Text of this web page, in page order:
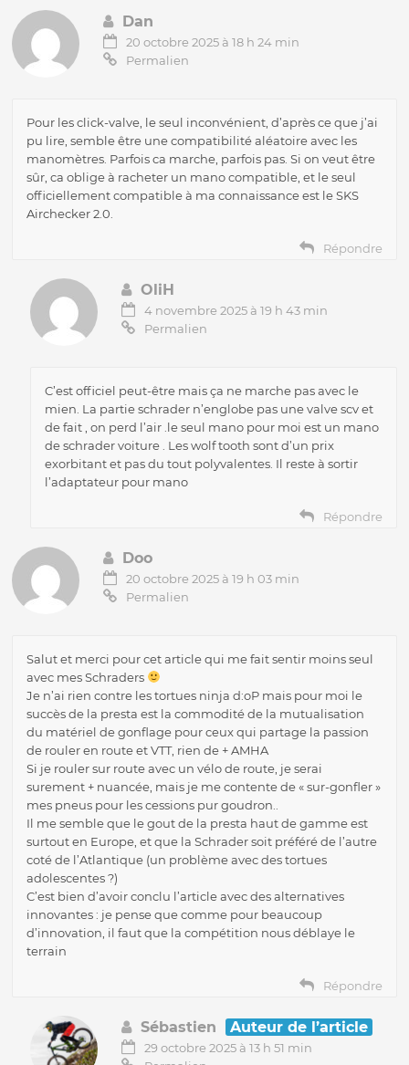
Dan
20 octobre 2025 à 18 h 24 min
Permalien
Pour les click-valve, le seul inconvénient, d’après ce que j’ai
pu lire, semble être une compatibilité aléatoire avec les
manomètres. Parfois ca marche, parfois pas. Si on veut être
sûr, ca oblige à racheter un mano compatible, et le seul
officiellement compatible à ma connaissance est le SKS
Airchecker 2.0.
Répondre
OliH
4 novembre 2025 à 19 h 43 min
Permalien
C’est officiel peut-être mais ça ne marche pas avec le
mien. La partie schrader n’englobe pas une valve scv et
de fait , on perd l’air .le seul mano pour moi est un mano
de schrader voiture . Les wolf tooth sont d’un prix
exorbitant et pas du tout polyvalentes. Il reste à sortir
l’adaptateur pour mano
Répondre
Doo
20 octobre 2025 à 19 h 03 min
Permalien
Salut et merci pour cet article qui me fait sentir moins seul
avec mes Schraders
Je n’ai rien contre les tortues ninja d:oP mais pour moi le
succès de la presta est la commodité de la mutualisation
du matériel de gonflage pour ceux qui partage la passion
de rouler en route et VTT, rien de + AMHA
Si je rouler sur route avec un vélo de route, je serai
surement + nuancée, mais je me contente de « sur-gonfler »
mes pneus pour les cessions pur goudron..
Il me semble que le gout de la presta haut de gamme est
surtout en Europe, et que la Schrader soit préféré de l’autre
coté de l’Atlantique (un problème avec des tortues
adolescentes ?)
C’est bien d’avoir conclu l’article avec des alternatives
innovantes : je pense que comme pour beaucoup
d’innovation, il faut que la compétition nous déblaye le
terrain
Répondre
Sébastien Auteur de l’article
29 octobre 2025 à 13 h 51 min